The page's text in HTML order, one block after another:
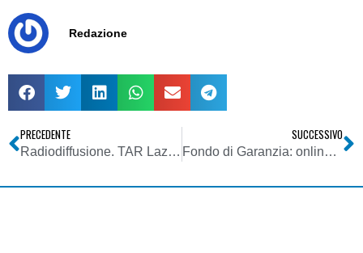
Redazione
PRECEDENTE
Radiodiffusione. TAR Lazio: illegittima ordinanza dell’Ispettorato che disattiva dopo 25 anni impianto preteso non censito, ma ricompreso in concessione e dichiarato ex L. 66/2001
SUCCESSIVO
Fondo di Garanzia: online primo rapporto bimestrale su startup e incubatori